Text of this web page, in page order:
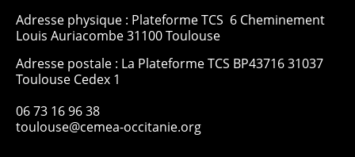
Adresse physique : Plateforme TCS 6 Cheminement
Louis Auriacombe 31100 Toulouse
Adresse postale : La Plateforme TCS BP43716 31037
Toulouse Cedex 1
06 73 16 96 38
toulouse@cemea-occitanie.org